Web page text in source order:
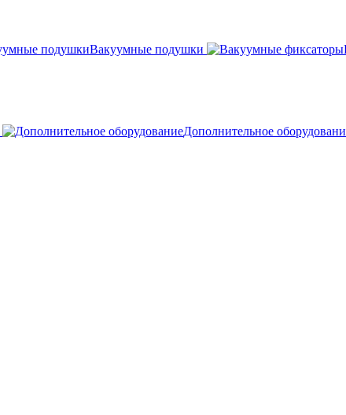
Вакуумные подушки
Дополнительное